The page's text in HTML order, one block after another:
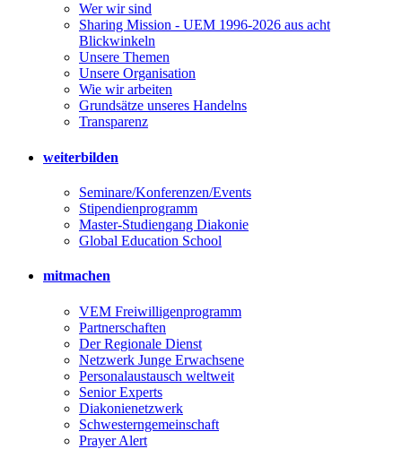
Wer wir sind
Sharing Mission - UEM 1996-2026 aus acht
Blickwinkeln
Unsere Themen
Unsere Organisation
Wie wir arbeiten
Grundsätze unseres Handelns
Transparenz
weiterbilden
Seminare/Konferenzen/Events
Stipendienprogramm
Master-Studiengang Diakonie
Global Education School
mitmachen
VEM Freiwilligenprogramm
Partnerschaften
Der Regionale Dienst
Netzwerk Junge Erwachsene
Personalaustausch weltweit
Senior Experts
Diakonienetzwerk
Schwesterngemeinschaft
Prayer Alert